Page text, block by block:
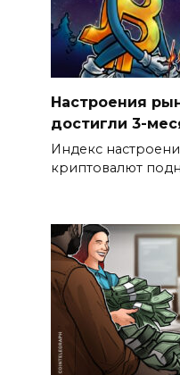
Настроения
достигли 3-
Индекс
криптовалют